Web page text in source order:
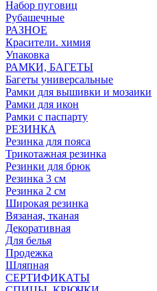
Набор пуговиц
Рубашечные
РАЗНОЕ
Красители. химия
Упаковка
РАМКИ, БАГЕТЫ
Багеты универсальные
Рамки для вышивки и мозаики
Рамки для икон
Рамки с паспарту
РЕЗИНКА
Резинка для пояса
Трикотажная резинка
Резинки для брюк
Резинка 3 см
Резинка 2 см
Широкая резинка
Вязаная, тканая
Декоративная
Для белья
Продежка
Шляпная
СЕРТИФИКАТЫ